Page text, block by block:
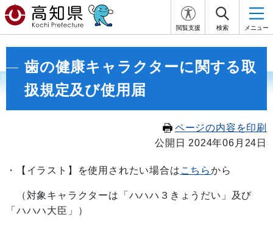
閲覧支援 検索 メニュー
歯の健康キャラクターに関する取
扱規定及び使用届
ページの内容を印刷
公開日 2024年06月24日
・【イラスト】を使用されたい場合は こちらから
（対象キャラクターは「ハハハ３きょうだい」及び
「ハハハ大臣」）